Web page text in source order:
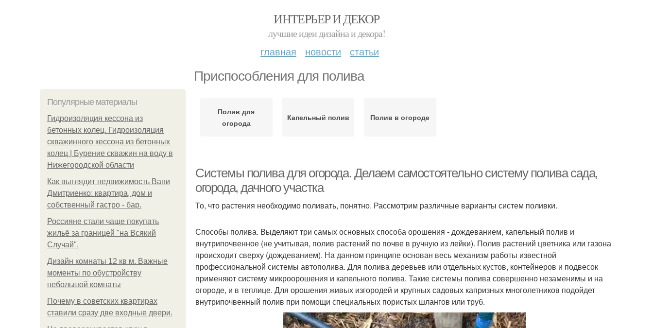
ИНТЕРЬЕР И ДЕКОР
лучшие идеи дизайна и декора!
главная новости статьи
Приспособления для полива
Популярные материалы
Гидроизоляция кессона из
бетонных колец. Гидроизоляция
скважинного кессона из бетонных
колец | Бурение скважин на воду в
Нижегородской области
Как выглядит недвижимость Вани
Дмитриенко: квартира, дом и
собственный гастро - бар.
Россияне стали чаще покупать
жильё за границей "на Всякий
Случай".
Дизайн комнаты 12 кв м. Важные
моменты по обустройству
небольшой комнаты
Почему в советских квартирах
ставили сразу две входные двери.
Полив для
огорода
Капельный полив Полив в огороде
Системы полива для огорода. Делаем самостоятельно систему полива сада,
огорода, дачного участка
То, что растения необходимо поливать, понятно. Рассмотрим различные варианты систем поливки.
Способы полива. Выделяют три самых основных способа орошения - дождеванием, капельный полив и
внутрипочвенное (не учитывая, полив растений по почве в ручную из лейки). Полив растений цветника или газона
происходит сверху (дождеванием). На данном принципе основан весь механизм работы известной
профессиональной системы автополива. Для полива деревьев или отдельных кустов, контейнеров и подвесок
применяют систему микроорошения и капельного полива. Такие системы полива совершенно незаменимы и на
огороде, и в теплице. Для орошения живых изгородей и крупных садовых капризных многолетников подойдет
внутрипочвенный полив при помощи специальных пористых шлангов или труб.